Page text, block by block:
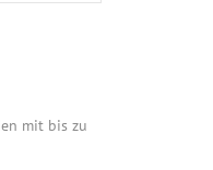
mit bis zu